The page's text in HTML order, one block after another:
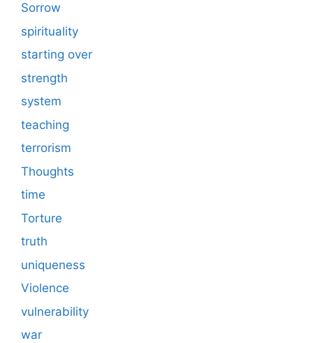
Sorrow
spirituality
starting over
strength
system
teaching
terrorism
Thoughts
time
Torture
truth
uniqueness
Violence
vulnerability
war